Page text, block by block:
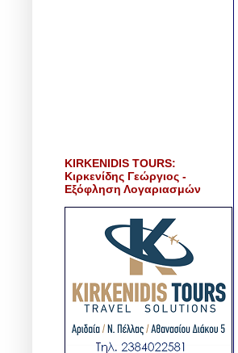
KIRKENIDIS TOURS:
Κιρκενίδης Γεώργιος -
Εξόφληση Λογαριασμών